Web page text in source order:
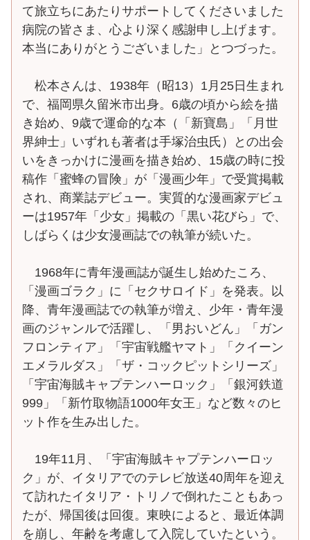
て旅立ちにあたりサポートしてくださいました
病院の皆さま、心より深く感謝申し上げます。
本当にありがとうございました」とつづった。
松本さんは、1938年（昭13）1月25日生まれ
で、福岡県久留米市出身。6歳の頃から絵を描
き始め、9歳で運命的な本（「新寶島」「月世
界紳士」いずれも著者は手塚治虫氏）との出会
いをきっかけに漫画を描き始め、15歳の時に投
稿作「蜜蜂の冒険」が「漫画少年」で受賞掲載
され、商業誌デビュー。実質的な漫画家デビュ
ーは1957年「少女」掲載の「黒い花びら」で、
しばらくは少女漫画誌での執筆が続いた。
1968年に青年漫画誌が誕生し始めたころ、
「漫画ゴラク」に「セクサロイド」を発表。以
降、青年漫画誌での執筆が増え、少年・青年漫
画のジャンルで活躍し、「男おいどん」「ガン
フロンティア」「宇宙戦艦ヤマト」「クイーン
エメラルダス」「ザ・コックピットシリーズ」
「宇宙海賊キャプテンハーロック」「銀河鉄道
999」「新竹取物語1000年女王」など数々のヒ
ット作を生み出した。
19年11月、「宇宙海賊キャプテンハーロッ
ク」が、イタリアでのテレビ放送40周年を迎え
て訪れたイタリア・トリノで倒れたこともあっ
たが、帰国後は回復。東映によると、最近体調
を崩し、年齢を考慮して入院していたという。